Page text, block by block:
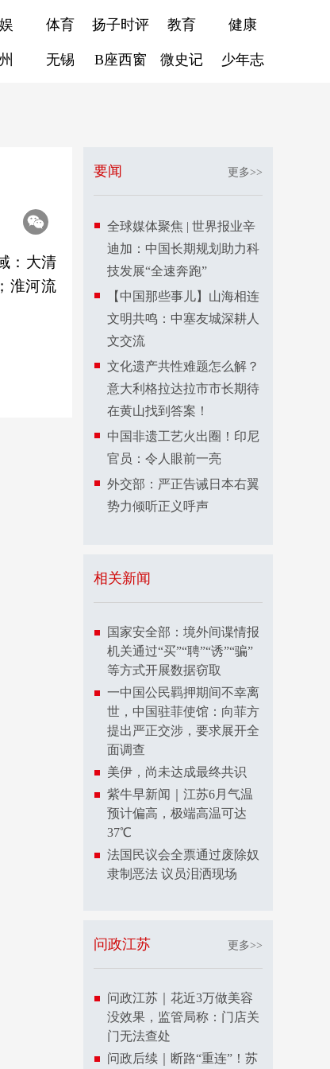
体育 扬子时评 教育 健康
无锡 B座西窗 微史记 少年志
：大清
淮河流
要闻 更多>>
全球媒体聚焦 | 世界报业辛
迪加：中国长期规划助力科
技发展“全速奔跑”
【中国那些事儿】山海相连
文明共鸣：中塞友城深耕人
文交流
文化遗产共性难题怎么解？
意大利格拉达拉市市长期待
在黄山找到答案！
中国非遗工艺火出圈！印尼
官员：令人眼前一亮
外交部：严正告诫日本右翼
势力倾听正义呼声
相关新闻
国家安全部：境外间谍情报
机关通过“买”“聘”“诱”“骗”
等方式开展数据窃取
一中国公民羁押期间不幸离
世，中国驻菲使馆：向菲方
提出严正交涉，要求展开全
面调查
美伊，尚未达成最终共识
紫牛早新闻｜江苏6月气温
预计偏高，极端高温可达
37℃
法国民议会全票通过废除奴
隶制恶法 议员泪洒现场
问政江苏 更多>>
问政江苏｜花近3万做美容
没效果，监管局称：门店关
门无法查处
问政后续｜断路“重连”！苏